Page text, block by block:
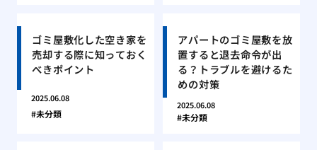
ゴミ屋敷化した空き家を
売却する際に知っておく
べきポイント
2025.06.08
未分類
アパートのゴミ屋敷を放
置すると退去命令が出
る？トラブルを避けるた
めの対策
2025.06.08
未分類